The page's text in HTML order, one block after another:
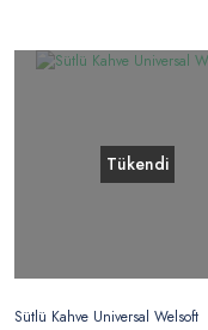
Tükendi
Sütlü Kahve Universal Welsoft